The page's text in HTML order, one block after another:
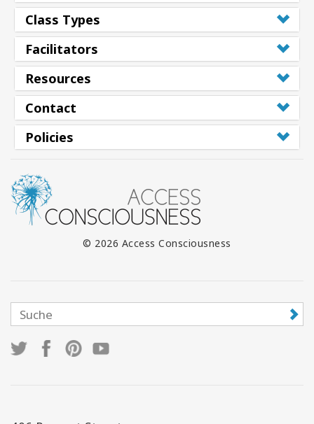
Class Types
Facilitators
Resources
Contact
Policies
© 2026 Access Consciousness